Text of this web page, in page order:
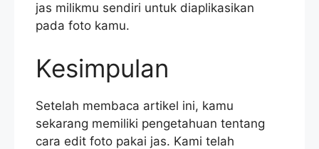
jas milikmu sendiri untuk diaplikasikan
pada foto kamu.
Kesimpulan
Setelah membaca artikel ini, kamu
sekarang memiliki pengetahuan tentang
cara edit foto pakai jas. Kami telah